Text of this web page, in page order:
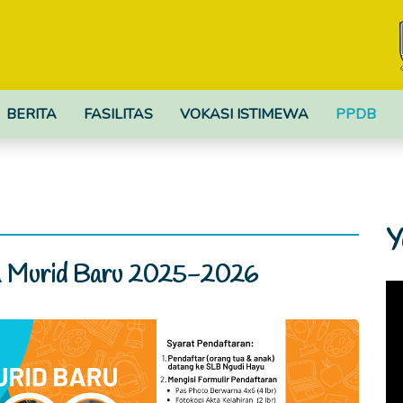
BERITA FASILITAS VOKASI ISTIMEWA PPDB
Murid Baru 2025-2026